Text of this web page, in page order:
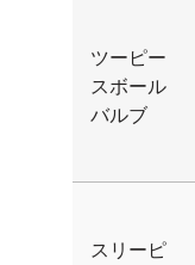
ツーピー
スボール
バルブ
スリーピ